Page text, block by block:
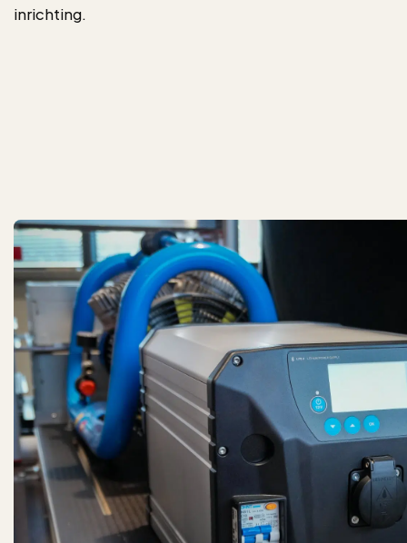
inrichting.
`